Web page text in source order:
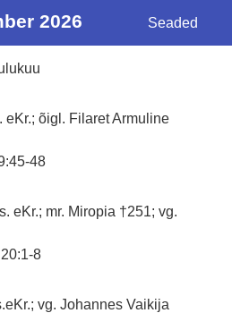
2026 Seaded
eKr.; õigl. Filaret Armuline
48
eKr.; mr. Miropia †251; vg.
8
vg. Johannes Vaikija